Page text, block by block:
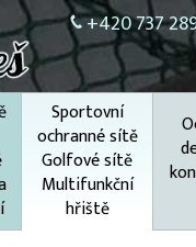
+420 737
Sportovní
ochranné sítě
Golfové sítě
Multifunkční
hřiště